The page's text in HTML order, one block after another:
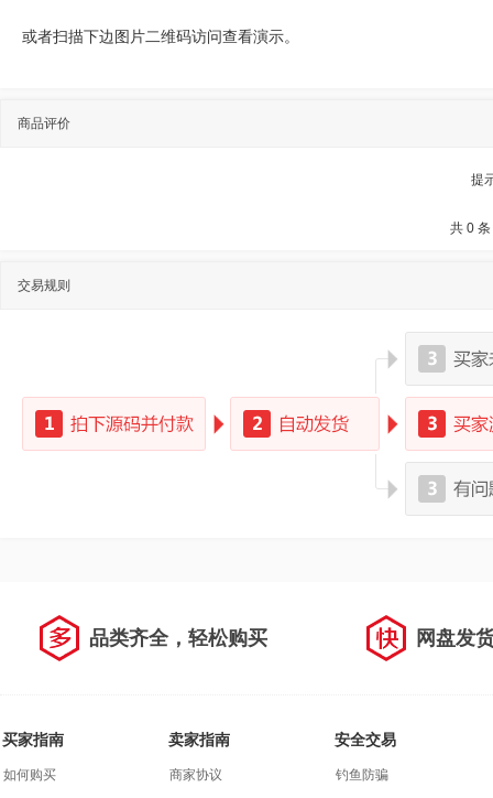
或者扫描下边图片二维码访问查看演示。
商品评价
提
共 0 条
交易规则
品类齐全，轻松购买 网盘发
买家指南
如何购买
卖家指南
商家协议
安全交易
钓鱼防骗